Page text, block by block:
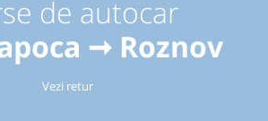
de autocar
➞ Roznov
Vezi retur